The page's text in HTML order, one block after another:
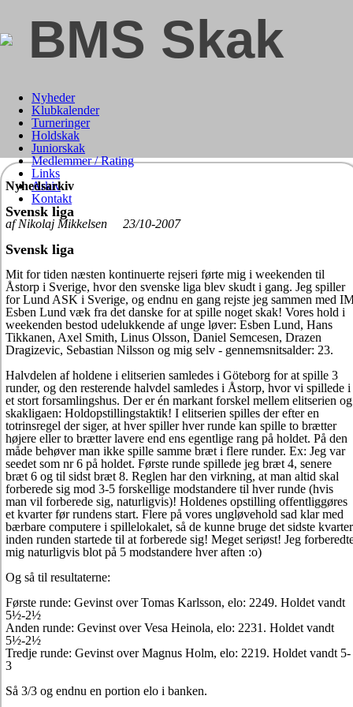
BMS Skak
Nyheder
Klubkalender
Turneringer
Holdskak
Juniorskak
Medlemmer / Rating
Links
Arkiv
Kontakt
Nyhedsarkiv
Svensk liga
af Nikolaj Mikkelsen 23/10-2007
Svensk liga
Mit for tiden næsten kontinuerte rejseri førte mig i weekenden til
Åstorp i Sverige, hvor den svenske liga blev skudt i gang. Jeg spiller
for Lund ASK i Sverige, og endnu en gang rejste jeg sammen med
Esben Lund væk fra det danske for at spille noget skak! Vores hold i
weekenden bestod udelukkende af unge løver: Esben Lund, Hans
Tikkanen, Axel Smith, Linus Olsson, Daniel Semcesen, Drazen
Dragizevic, Sebastian Nilsson og mig selv - gennemsnitsalder: 23.
Halvdelen af holdene i elitserien samledes i Göteborg for at spille 3
runder, og den resterende halvdel samledes i Åstorp, hvor vi spillede i
et stort forsamlingshus. Der er én markant forskel mellem elitserien og
skakligaen: Holdopstillingstaktik! I elitserien spilles der efter en
totrinsregel der siger, at hver spiller hver runde kan spille to brætter
højere eller to brætter lavere end ens egentlige rang på holdet. På den
måde behøver man ikke spille samme bræt i flere runder. Ex: Jeg var
seedet som nr 6 på holdet. Første runde spillede jeg bræt 4, senere
bræt 6 og til sidst bræt 8. Reglen har den virkning, at man altid skal
forberede sig mod 3-5 forskellige modstandere til hver runde (hvis
man vil forberede sig, naturligvis)! Holdenes opstilling offentliggøres
et kvarter før rundens start. Flere på vores ungløvehold sad klar med
bærbare computere i spillelokalet, så de kunne bruge det sidste kvarter
inden runden startede til at forberede sig! Meget seriøst! Jeg
mig naturligvis blot på 5 modstandere hver aften :o)
Og så til resultaterne:
Første runde: Gevinst over Tomas Karlsson, elo: 2249. Holdet vandt
5½-2½
Anden runde: Gevinst over Vesa Heinola, elo: 2231. Holdet vandt
5½-2½
Tredje runde: Gevinst over Magnus Holm, elo: 2219. Holdet vandt 5-
3
Så 3/3 og endnu en portion elo i banken.